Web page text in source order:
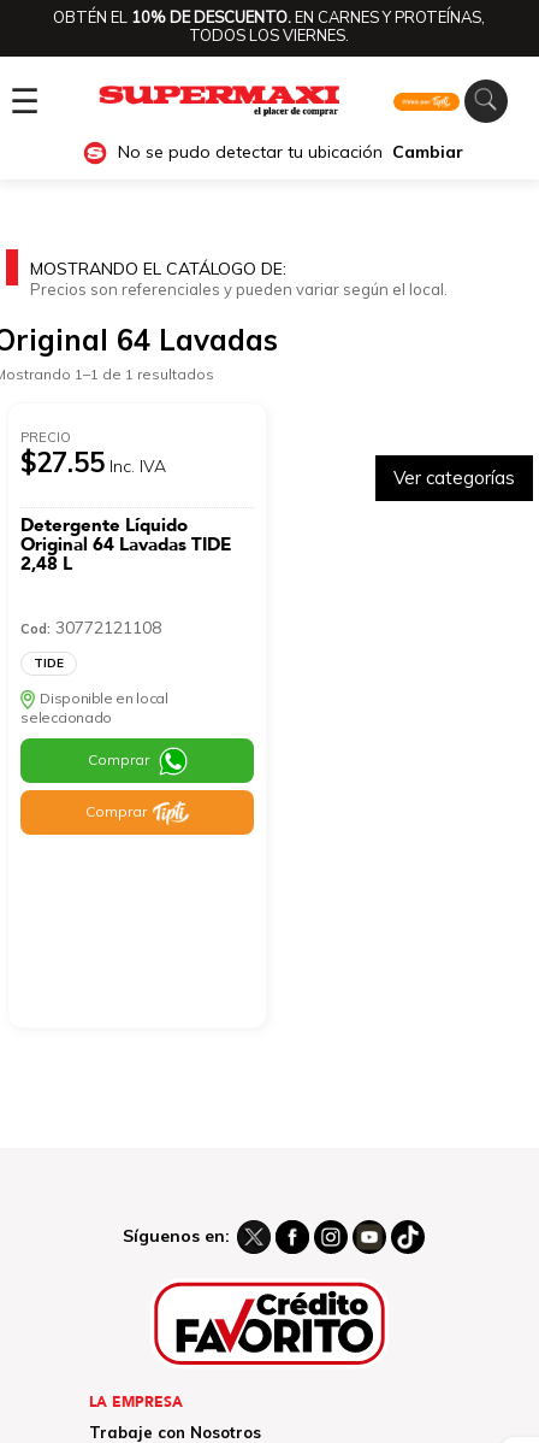
OBTÉN EL 10% DE DESCUENTO.EN CARNES Y PROTEÍNAS,
TODOS LOS VIERNES.
☰
No se pudo detectar tu ubicación Cambiar
Ver categorías
MOSTRANDO EL CATÁLOGO DE:
Precios son referenciales y pueden variar según el local.
64 Lavadas
1–1 de 1 resultados
PRECIO
$27.55 Inc. IVA
Detergente Líquido
Original 64 Lavadas TIDE
2,48 L
Cod: 30772121108
TIDE
Disponible en local
seleccionado
Comprar
Comprar
Síguenos en:
LA EMPRESA
Trabaje con Nosotros